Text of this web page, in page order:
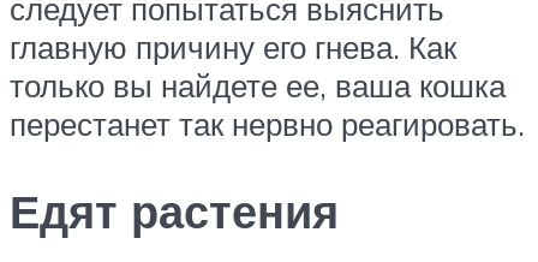
следует попытаться выяснить
главную причину его гнева. Как
только вы найдете ее, ваша кошка
перестанет так нервно реагировать.
Едят растения